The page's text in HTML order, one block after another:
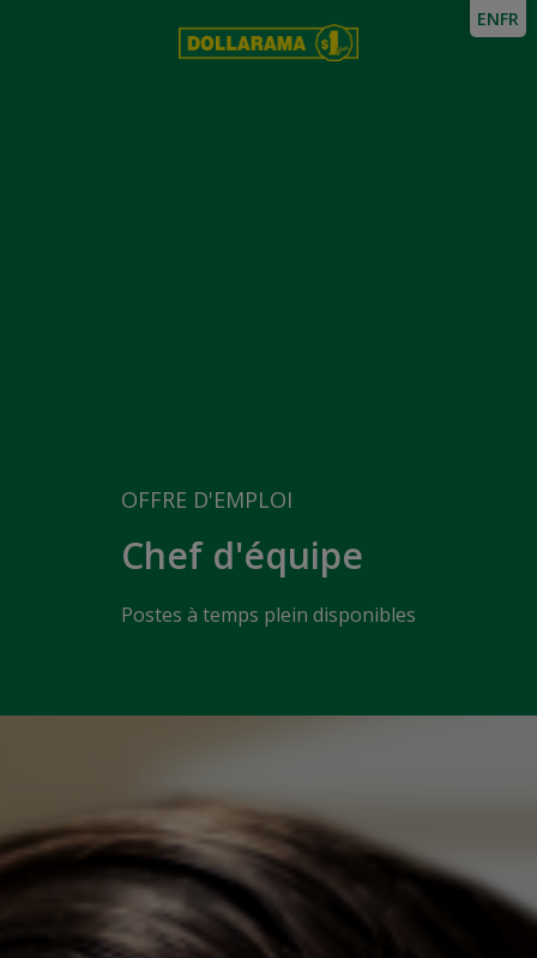
OFFRE D'EMPLOI
Chef d'équipe
Postes à temps plein disponibles
ENFR